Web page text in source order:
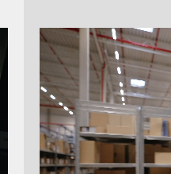
Informationen zu
Alles, was aus unserer
Sie uns direkt an!